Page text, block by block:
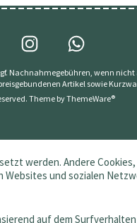
Nachnahmegebühren, wenn nicht
Artikel sowie
Theme byThemeWare®
werden. Andere Cookies,
und sozialen
auf dem